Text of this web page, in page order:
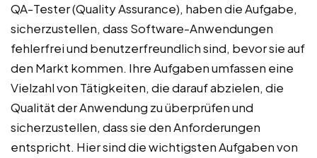
QA-Tester (Quality Assurance), haben die Aufgabe,
sicherzustellen, dass Software-Anwendungen
fehlerfrei und benutzerfreundlich sind, bevor sie auf
den Markt kommen. Ihre Aufgaben umfassen eine
Vielzahl von Tätigkeiten, die darauf abzielen, die
Qualität der Anwendung zu überprüfen und
sicherzustellen, dass sie den Anforderungen
entspricht. Hier sind die wichtigsten Aufgaben von